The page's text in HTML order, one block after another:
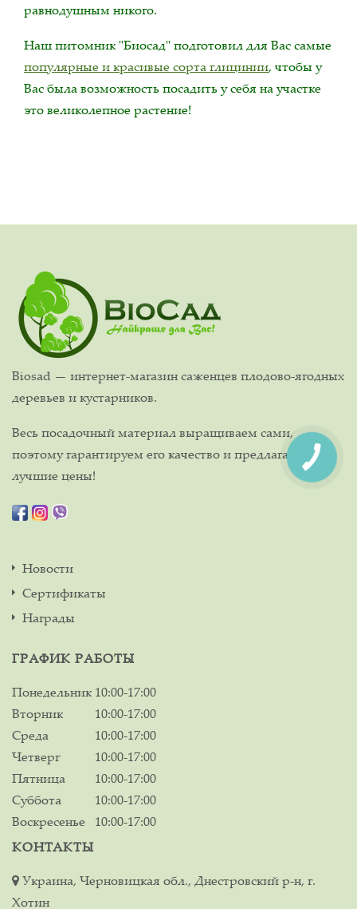
равнодушным никого.
Наш питомник "Биосад" подготовил для Вас самые
популярные и красивые сорта глицинии, чтобы у
Вас была возможность посадить у себя на участке
это великолепное растение!
Biosad — интернет-магазин саженцев плодово-ягодных
деревьев и кустарников.
Весь посадочный материал выращиваем сами,
поэтому гарантируем его качество и предлагаем
лучшие цены!
Новости
Сертификаты
Награды
ГРАФИК РАБОТЫ
Понедельник 10:00-17:00
Вторник
10:00-17:00
Среда
10:00-17:00
Четверг
10:00-17:00
Пятница
10:00-17:00
Суббота
10:00-17:00
Воскресенье
10:00-17:00
КОНТАКТЫ
Украина, Черновицкая обл., Днестровский р-н, г.
Хотин